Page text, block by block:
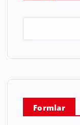
Formlar